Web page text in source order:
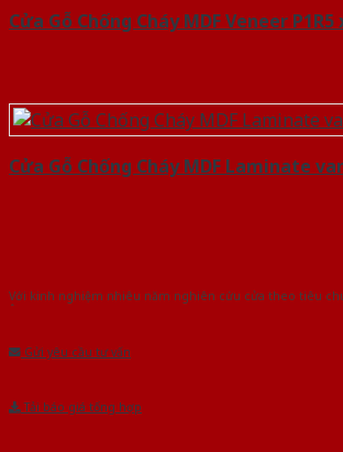
Cửa Gỗ Chống Cháy MDF Veneer
Cửa Gỗ Chống Cháy MDF Laminate
Với kinh nghiệm nhiêu năm nghiên cứu cửa theo tiêu
Gửi yêu cầu tư vấn
Tải báo giá tổng hợp